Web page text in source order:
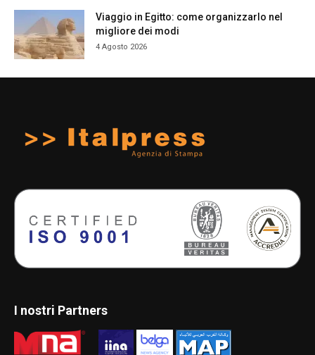
Viaggio in Egitto: come organizzarlo nel
migliore dei modi
4 Agosto 2026
I nostri Partners